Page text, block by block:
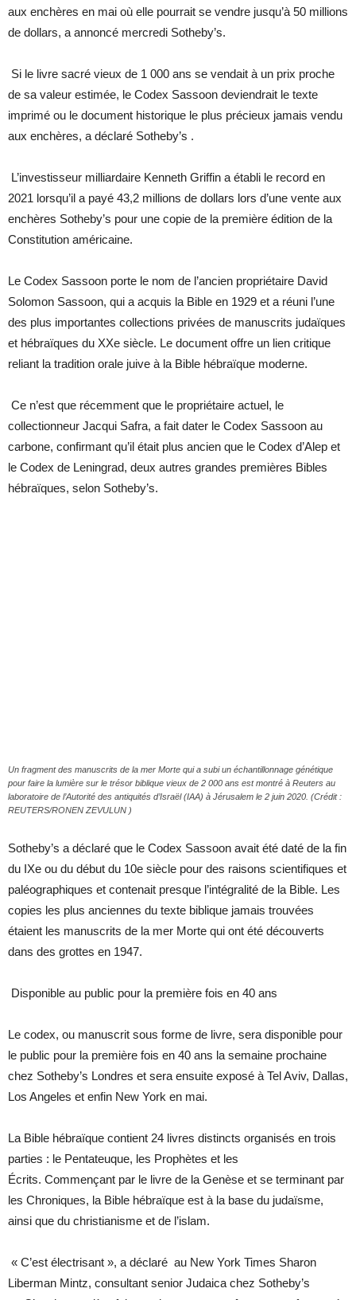
aux enchères en mai où elle pourrait se vendre jusqu’à 50 millions
de dollars, a annoncé mercredi Sotheby’s.
Si le livre sacré vieux de 1 000 ans se vendait à un prix proche
de sa valeur estimée, le Codex Sassoon deviendrait le texte
imprimé ou le document historique le plus précieux jamais vendu
aux enchères, a déclaré Sotheby’s .
L’investisseur milliardaire Kenneth Griffin a établi le record en
2021 lorsqu’il a payé 43,2 millions de dollars lors d’une vente aux
enchères Sotheby’s pour une copie de la première édition de la
Constitution américaine.
Le Codex Sassoon porte le nom de l’ancien propriétaire David
Solomon Sassoon, qui a acquis la Bible en 1929 et a réuni l’une
des plus importantes collections privées de manuscrits judaïques
et hébraïques du XXe siècle. Le document offre un lien critique
reliant la tradition orale juive à la Bible hébraïque moderne.
Ce n’est que récemment que le propriétaire actuel, le
collectionneur Jacqui Safra, a fait dater le Codex Sassoon au
carbone, confirmant qu’il était plus ancien que le Codex d’Alep et
le Codex de Leningrad, deux autres grandes premières Bibles
hébraïques, selon Sotheby’s.
Un fragment des manuscrits de la mer Morte qui a subi un échantillonnage génétique
pour faire la lumière sur le trésor biblique vieux de 2 000 ans est montré à Reuters au
laboratoire de l’Autorité des antiquités d’Israël (IAA) à Jérusalem le 2 juin 2020. (Crédit :
REUTERS/RONEN ZEVULUN )
Sotheby’s a déclaré que le Codex Sassoon avait été daté de la fin
du IXe ou du début du 10e siècle pour des raisons scientifiques et
paléographiques et contenait presque l’intégralité de la Bible. Les
copies les plus anciennes du texte biblique jamais trouvées
étaient les manuscrits de la mer Morte qui ont été découverts
dans des grottes en 1947.
Disponible au public pour la première fois en 40 ans
Le codex, ou manuscrit sous forme de livre, sera disponible pour
le public pour la première fois en 40 ans la semaine prochaine
chez Sotheby’s Londres et sera ensuite exposé à Tel Aviv, Dallas,
Los Angeles et enfin New York en mai.
La Bible hébraïque contient 24 livres distincts organisés en trois
parties : le Pentateuque, les Prophètes et les
Écrits. Commençant par le livre de la Genèse et se terminant par
les Chroniques, la Bible hébraïque est à la base du judaïsme,
ainsi que du christianisme et de l’islam.
« C’est électrisant », a déclaré au New York Times Sharon
Liberman Mintz, consultant senior Judaica chez Sotheby’s